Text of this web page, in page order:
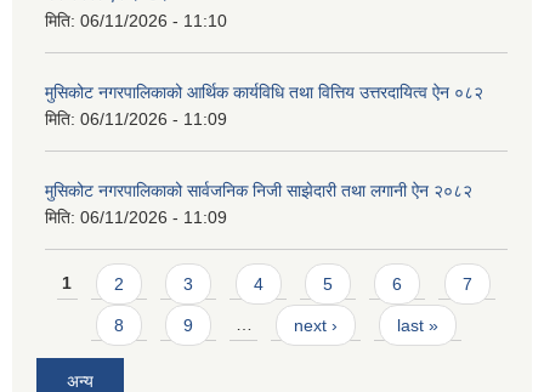
मिति: 06/11/2026 - 11:10
मुसिकोट नगरपालिकाको आर्थिक कार्यविधि तथा वित्तिय उत्तरदायित्व ऐन ०८२
मिति: 06/11/2026 - 11:09
मुसिकोट नगरपालिकाको सार्वजनिक निजी साझेदारी तथा लगानी ऐन २०८२
मिति: 06/11/2026 - 11:09
Pages
1 2 3 4 5 6 7
8 9 … next › last »
अन्य